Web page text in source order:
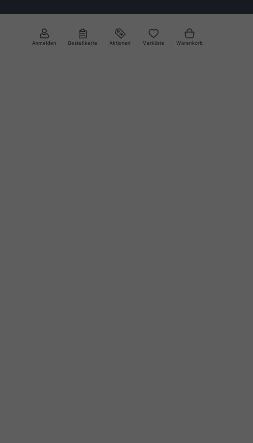
Anmelden Bestellkarte Aktionen Merkliste Warenkorb